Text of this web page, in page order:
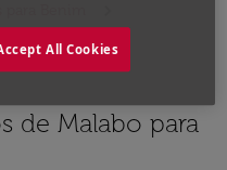
de Malabo para
All Cookies